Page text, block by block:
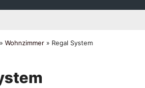
» Wohnzimmer» Regal System